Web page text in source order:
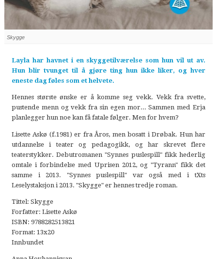
Skygge
Layla har havnet i en skyggetilværelse som hun vil ut av.
Hun blir tvunget til å gjøre ting hun ikke liker, og hver
eneste dag føles som et helvete.
Hennes største ønske er å komme seg vekk. Vekk fra svette,
pustende menn og vekk fra sin egen mor... Sammen med Erja
planlegger hun noe kan få fatale følger. Men for hvem?
Lisette Askø (f.1981) er fra Åros, men bosatt i Drøbak. Hun har
utdannelse i teater og pedagogikk, og har skrevet flere
teaterstykker. Debutromanen "Synnes puslespill" fikk hederlig
omtale i forbindelse med Uprisen 2012, og "Tyrann" fikk det
samme i 2013. "Synnes puslespill" var også med i tXts
Leselystaksjon i 2013. "Skygge" er hennes tredje roman.
Tittel: Skygge
Forfatter: Lisette Askø
ISBN: 9788282513821
Format: 13x20
Innbundet